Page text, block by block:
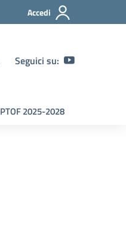
Accedi
Seguici su:
PTOF 2025-2028